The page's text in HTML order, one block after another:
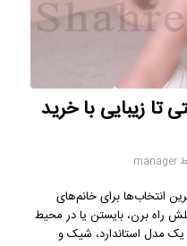
تا زیبایی با خرید
manager
انتخاب‌ها برای خانم‌های
راه برن، بایستن یا در محیط
مدل استاندارد، شیک و